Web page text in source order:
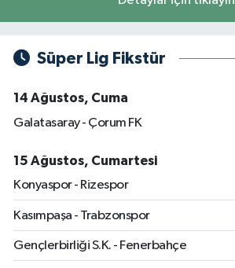
Süper Lig Fikstür
14 Ağustos, Cuma
Galatasaray - Çorum FK
15 Ağustos, Cumartesi
Konyaspor - Rizespor
Kasımpaşa - Trabzonspor
Gençlerbirliği S.K. - Fenerbahçe